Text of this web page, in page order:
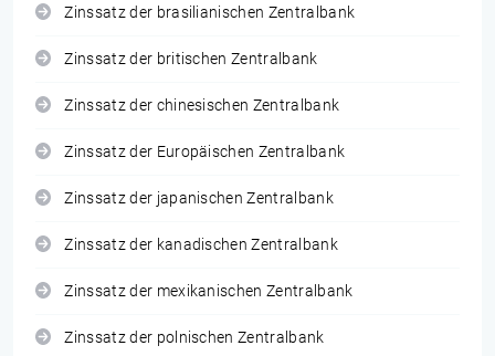
Zinssatz der brasilianischen Zentralbank
Zinssatz der britischen Zentralbank
Zinssatz der chinesischen Zentralbank
Zinssatz der Europäischen Zentralbank
Zinssatz der japanischen Zentralbank
Zinssatz der kanadischen Zentralbank
Zinssatz der mexikanischen Zentralbank
Zinssatz der polnischen Zentralbank